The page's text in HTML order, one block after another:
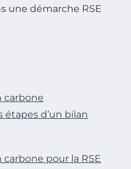
une démarche RSE
carbone
étapes d’un bilan
pour la RSE